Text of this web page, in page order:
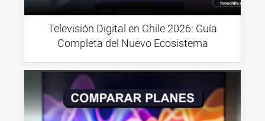
Televisión Digital en Chile 2026: Guía
Completa del Nuevo Ecosistema